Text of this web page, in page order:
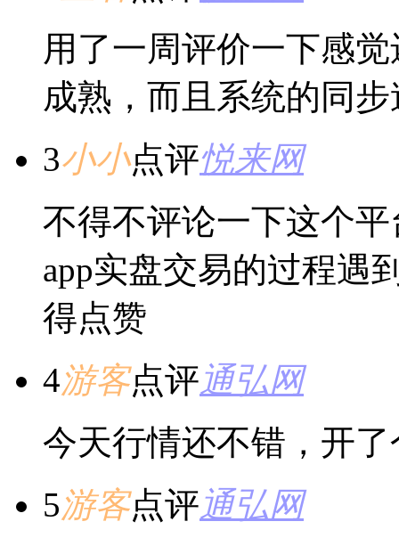
用了一周评价一下感
成熟，而且系统的同
3小小点评悦来网
不得不评论一下这个
app实盘交易的过程遇
得点赞
4游客点评通弘网
今天行情还不错，开
5游客点评通弘网